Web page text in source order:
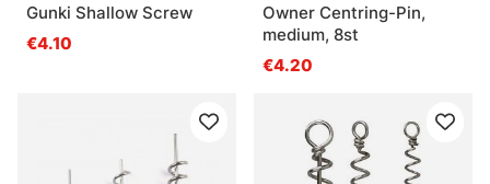
Gunki Shallow Screw
€4.10
Owner Centring-Pin,
medium, 8st
€4.20